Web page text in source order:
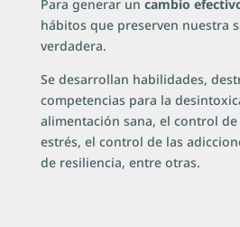
Para generar un cambio
hábitos que preserven nuestra
verdadera.
Se desarrollan habilidades,
competencias para la
alimentación sana, el control
estrés, el control de las
de resiliencia, entre otras.